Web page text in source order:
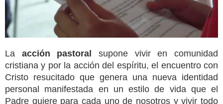
La acción pastoral supone vivir en comunidad
cristiana y por la acción del espíritu, el encuentro con
Cristo resucitado que genera una nueva identidad
personal manifestada en un estilo de vida que el
Padre quiere para cada uno de nosotros y vivir todo